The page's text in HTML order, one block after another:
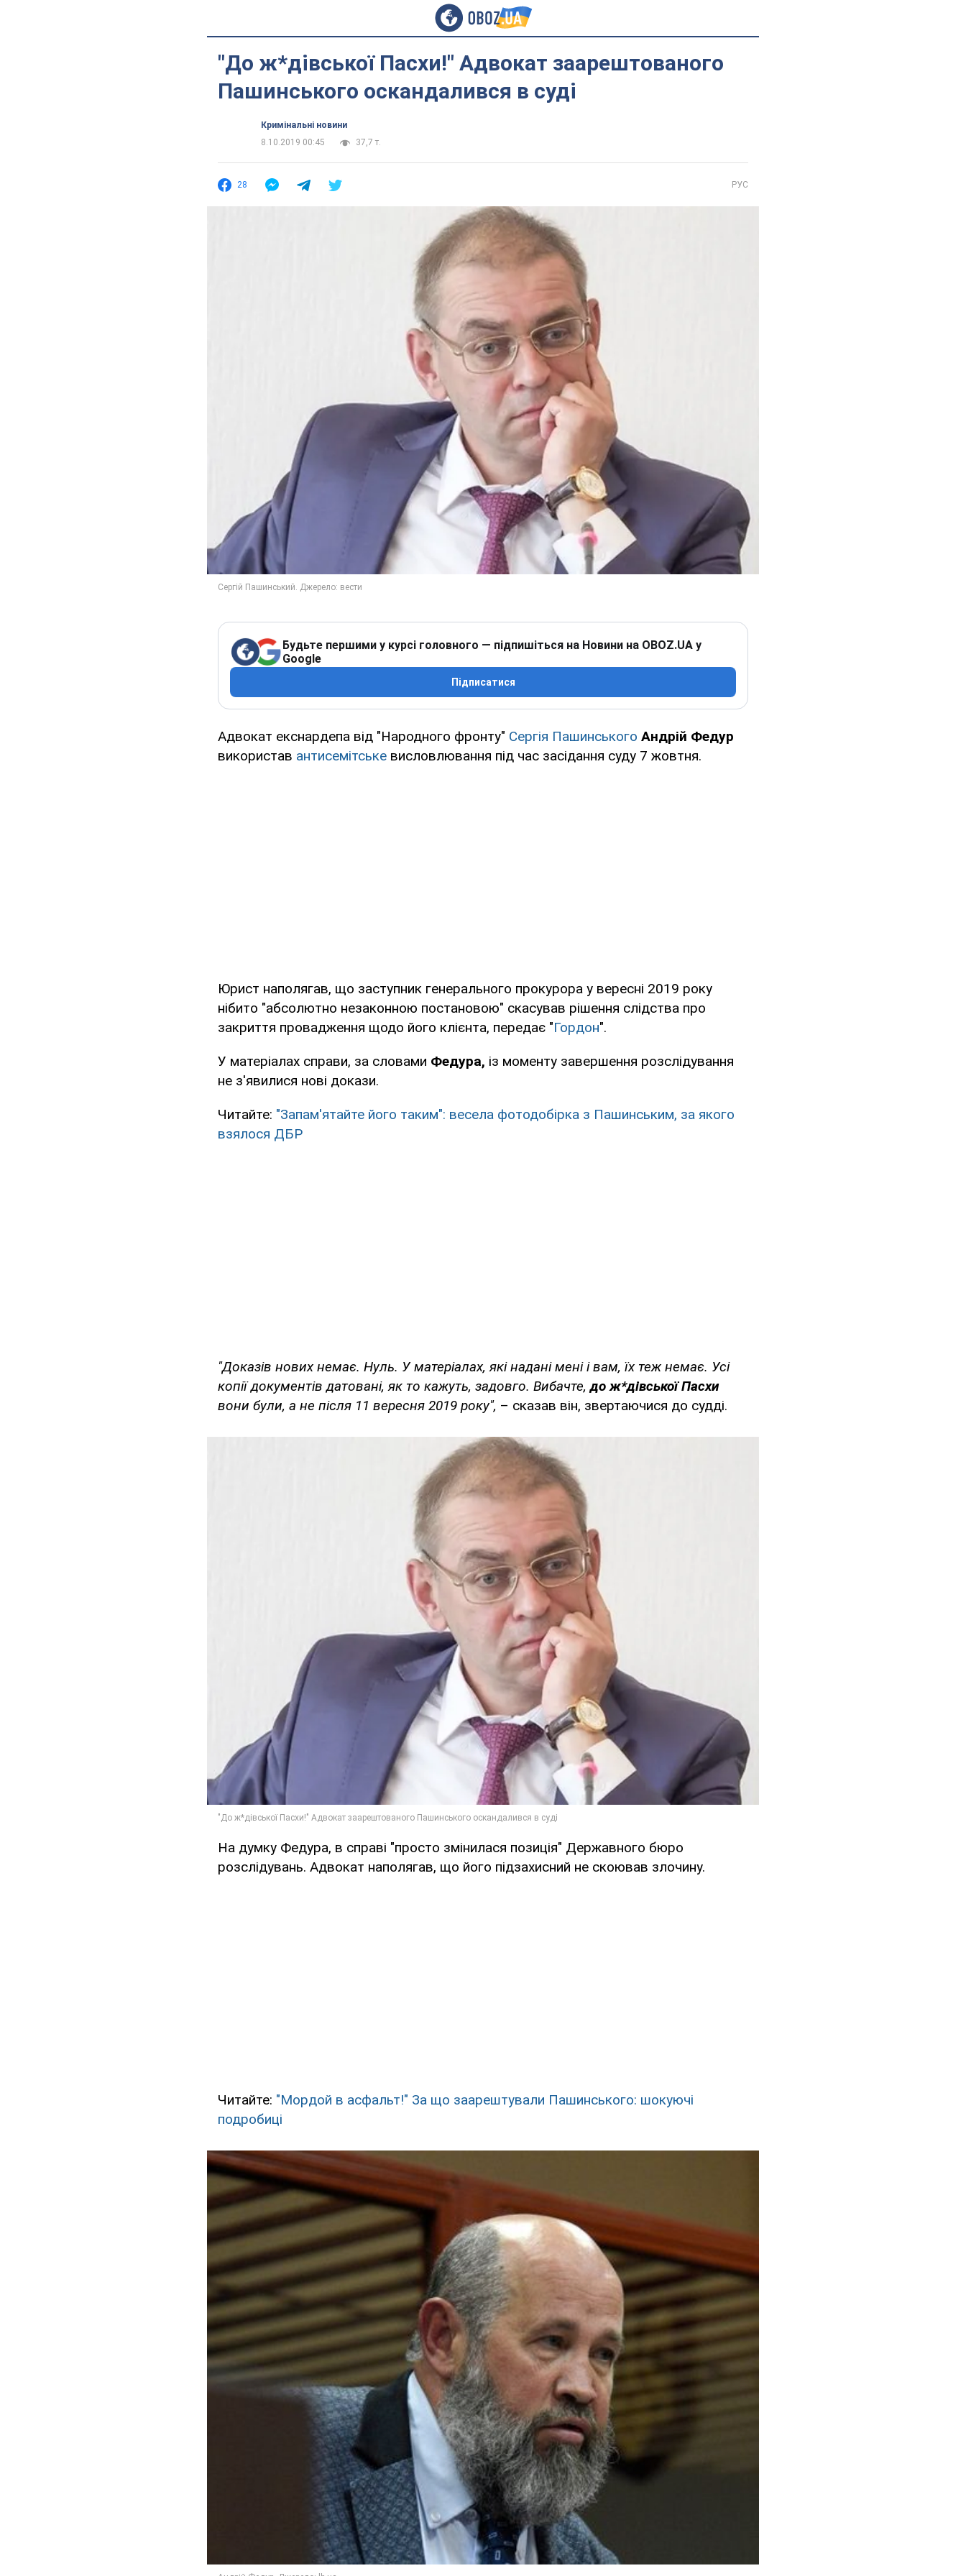
"До ж*дівської Пасхи!" Адвокат заарештованого
Пашинського оскандалився в суді
Кримінальні новини
8.10.2019 00:45
37,7 т.
28 РУС
Будьте першими у курсі головного — підпишіться на Новини на OBOZ.UA у
Google
Підписатися
Адвокат екснардепа від "Народного фронту" Сергія Пашинського Андрій Федур
використав антисемітське висловлювання під час засідання суду 7 жовтня.
Юрист наполягав, що заступник генерального прокурора у вересні 2019 року
нібито "абсолютно незаконною постановою" скасував рішення слідства про
закриття провадження щодо його клієнта, передає "Гордон".
У матеріалах справи, за словами Федура, із моменту завершення розслідування
не з'явилися нові докази.
Читайте: "Запам'ятайте його таким": весела фотодобірка з Пашинським, за якого
взялося ДБР
"Доказів нових немає. Нуль. У матеріалах, які надані мені і вам, їх теж немає. Усі
копії документів датовані, як то кажуть, задовго. Вибачте,до ж*дівської Пасхи
вони були, а не після 11 вересня 2019 року", – сказав він, звертаючися до судді.
На думку Федура, в справі "просто змінилася позиція" Державного бюро
розслідувань. Адвокат наполягав, що його підзахисний не скоював злочину.
Читайте: "Мордой в асфальт!" За що заарештували Пашинського: шокуючі
подробиці